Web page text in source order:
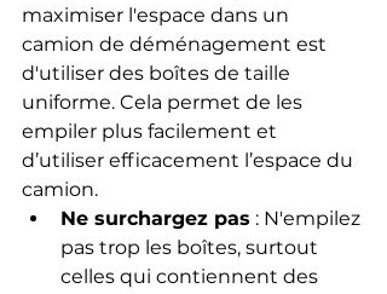
maximiser l'espace dans un
camion de déménagement est
d'utiliser des boîtes de taille
uniforme. Cela permet de les
empiler plus facilement et
d’utiliser efficacement l’espace du
camion.
Ne surchargez pas : N'empilez
pas trop les boîtes, surtout
celles qui contiennent des